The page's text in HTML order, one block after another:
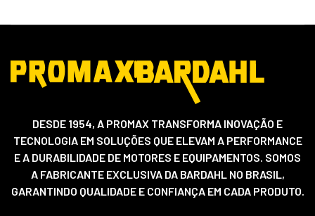
DESDE 1954, A PROMAX TRANSFORMA INOVAÇÃO E
TECNOLOGIA EM SOLUÇÕES QUE ELEVAM A PERFORMANCE
E A DURABILIDADE DE MOTORES E EQUIPAMENTOS. SOMOS
A FABRICANTE EXCLUSIVA DA BARDAHL NO BRASIL,
GARANTINDO QUALIDADE E CONFIANÇA EM CADA PRODUTO.